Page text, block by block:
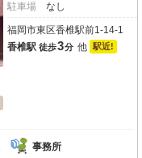
駐車場
なし
福岡市東区香椎駅前1-14-1
香椎駅 徒歩3分 他 駅近!
事務所